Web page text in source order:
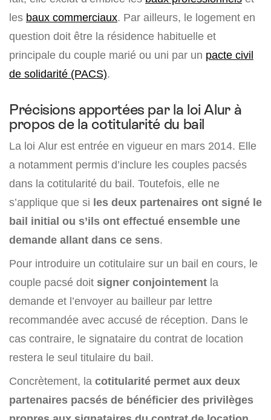
les baux commerciaux. Par ailleurs, le logement en
question doit être la résidence habituelle et
principale du couple marié ou uni par un pacte civil
de solidarité (PACS).
Précisions apportées par la loi Alur à
propos de la cotitularité du bail
La loi Alur est entrée en vigueur en mars 2014. Elle
a notamment permis d’inclure les couples pacsés
dans la cotitularité du bail. Toutefois, elle ne
s’applique que si les deux partenaires ont signé le
bail initial ou s’ils ont effectué ensemble une
demande allant dans ce sens.
Pour introduire un cotitulaire sur un bail en cours, le
couple pacsé doit signer conjointement la
demande et l’envoyer au bailleur par lettre
recommandée avec accusé de réception. Dans le
cas contraire, le signataire du contrat de location
restera le seul titulaire du bail.
Concrètement, la cotitularité permet aux deux
partenaires pacsés de bénéficier des privilèges